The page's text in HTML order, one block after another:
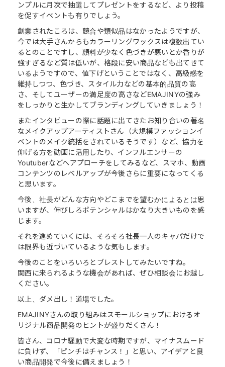
ンプルに月次で抽選してプレゼントをするなど、より投稿
を促すイベントも有りでしょう。
創業されたころは、競合や類似品はなかったようですが、
今では大手さんからもカラーリングワックスは複数出てい
るとのことですし、顔料が少なく色づきが悪いとか香りが
強すぎるなど質は低いが、格段に安い商品なども出てきて
いるようですので、値下げということではなく、高級感を
維持しつつ、色づき、スタイル力などの基本的品質の高
さ、そしてユーザーの満足度の高さなどEMAJINYの強み
をしっかりと生かしてブランディングしていきましょう！
またインタビューの際に話題に出てきたお知り合いの著名
なメイクアップアーティストさん（大規模ファッションイ
ベントのメイク統括をされているそうです）など、協力を
仰げる方を動画に活用したり、インフルエンサーの
Youtuberなどへアプローチをしてみるなど、スマホ、動画
コンテンツのレベルアップが今後さらに重要になってくる
と思います。
今後、社長がどんな方向やどこまでを望むかによるとは思
いますが、伸びしろポテンシャルはかなり大きいものを感
じます。
それを進めていくには、そろそろ社長一人のキャパだけで
は限界も近づいているような気もします。
今後のことをいろいろとブレストしてみたいですね。
関西に来られるような機会があれば、ぜひ相談会にお越し
ください。
以上、ダメ出し！道場でした。
EMAJINYさんの取り組みはスモールショップにおけるオ
リジナル商品開発のヒントが盛りだくさん！
皆さん、コロナ騒動で大変な時期ですが、マイナスムード
に負けず、「ピンチはチャンス！」と思い、アイデアと良
い商品開発で今後に備えましょう！